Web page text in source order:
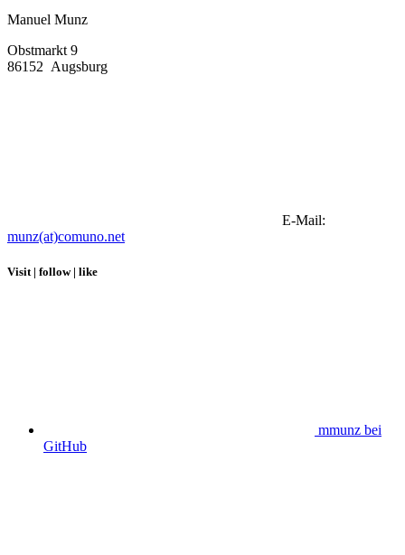
Manuel Munz
Obstmarkt 9
86152 Augsburg
E-Mail:
munz(at)comuno.net
Visit | follow | like
mmunz bei
GitHub